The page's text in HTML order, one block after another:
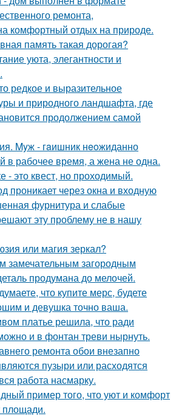
ремонта,
комфортный отдых на природе.
память такая дорогая?
уюта, элегантности и
редкое и выразительное
и природного ландшафта, где
продолжением самой
Myж - гaишник нeoжиданно
в рабочее время, а жена не одна.
- это квест, но проходимый.
проникает через окна и входную
фурнитура и слабые
эту проблему не в нашу
или магия зеркал?
замечательным загородным
продумана до мелочей.
что купите мерс, будете
и девушка точно ваша.
платье решила, что ради
и в фонтан треви нырнуть.
ремонта обои внезапно
пузыри или расходятся
работа насмарку.
пример того, что уют и комфорт
площади.